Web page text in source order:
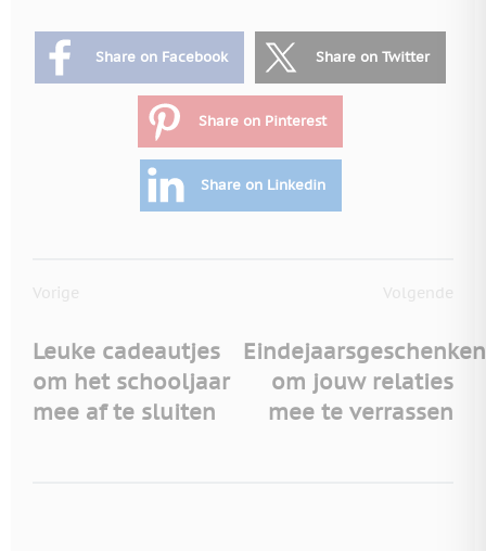
Share on Facebook Share on Twitter
Share on Pinterest
Share on Linkedin
Leuke cadeautjes
om het schooljaar
mee af te sluiten
Eindejaarsgeschenken
om jouw relaties
mee te verrassen